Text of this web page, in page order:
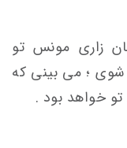
زاری مونس تو
شوی ؛ می بینی که
تو خواهد بود .